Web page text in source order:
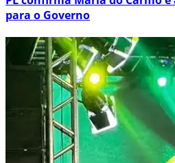
para o Governo